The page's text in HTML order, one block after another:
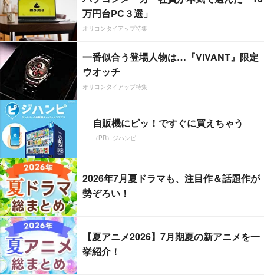
万円台PC３選」
オリコンタイアップ特集
一番似合う登場人物は…『VIVANT』限定
ウオッチ
オリコンタイアップ特集
自販機にピッ！ですぐに買えちゃう
（PR）ジハンピ
2026年7月夏ドラマも、注目作＆話題作が
勢ぞろい！
【夏アニメ2026】7月期夏の新アニメを一
挙紹介！